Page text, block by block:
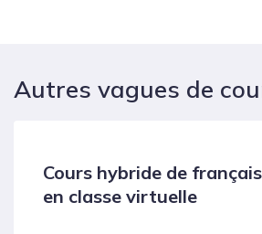
Autres vagues de
Cours hybride de
en classe virtuelle